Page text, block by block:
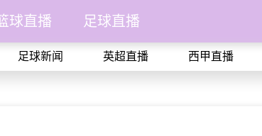
球直播 足球直播
足球新闻 英超直播 西甲直播